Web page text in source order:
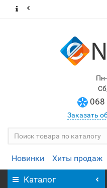
068
Заказать
Новинки Хиты продаж
Каталог